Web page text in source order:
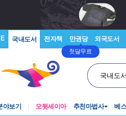
국내도서 전자책 만권당
첫달무료
외국도서
국내도
야보기 오뒷세이아 추천마법사 베